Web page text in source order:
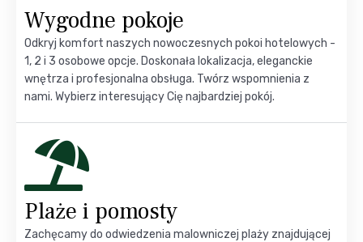
Wygodne pokoje
Odkryj komfort naszych nowoczesnych pokoi hotelowych -
1, 2 i 3 osobowe opcje. Doskonała lokalizacja, eleganckie
wnętrza i profesjonalna obsługa. Twórz wspomnienia z
nami. Wybierz interesujący Cię najbardziej pokój.
Plaże i pomosty
Zachęcamy do odwiedzenia malowniczej plaży znajdującej